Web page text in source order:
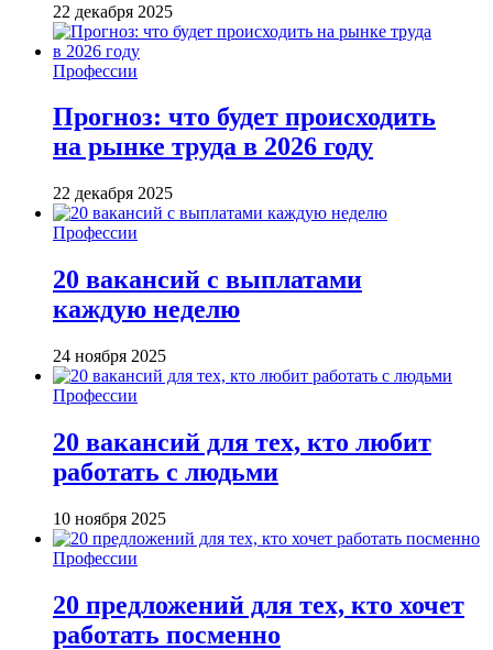
22 декабря 2025
Профессии
Прогноз: что будет происходить
на рынке труда в 2026 году
22 декабря 2025
Профессии
20 вакансий с выплатами
каждую неделю
24 ноября 2025
Профессии
20 вакансий для тех, кто любит
работать с людьми
10 ноября 2025
Профессии
20 предложений для тех, кто хочет
работать посменно